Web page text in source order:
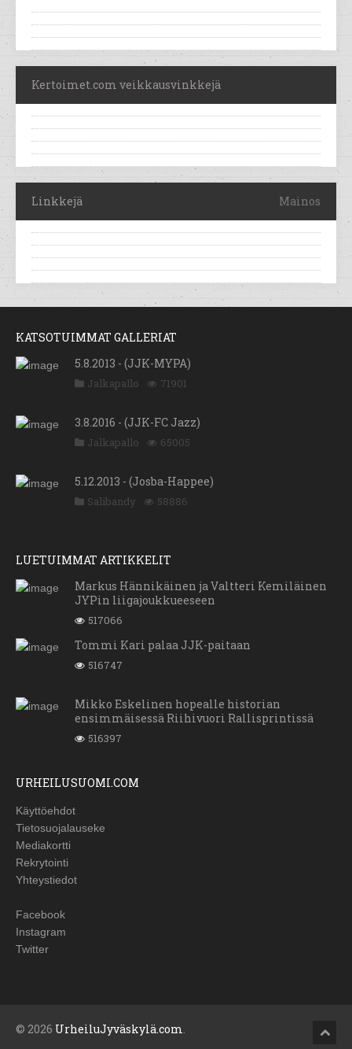
Kertoimet.com veikkausvinkkejä
Linkkejä Mainos
KATSOTUIMMAT GALLERIAT
5.8.2013 - (JJK-MYPA)
Jalkapallo 71901
3.8.2016 - (JJK-FC Jazz)
Jalkapallo 65005
5.12.2013 - (Josba-Happee)
Salibandy 58886
LUETUIMMAT ARTIKKELIT
Markus Hännikäinen ja Valtteri Kemiläinen
JYPin liigajoukkueeseen
517066
Tommi Kari palaa JJK-paitaan
516747
Mikko Eskelinen hopealle historian
ensimmäisessä Riihivuori Rallisprintissä
516397
URHEILUSUOMI.COM
Käyttöehdot
Tietosuojalauseke
Mediakortti
Rekrytointi
Yhteystiedot
Facebook
Instagram
Twitter
© 2026 UrheiluJyväskylä.com.